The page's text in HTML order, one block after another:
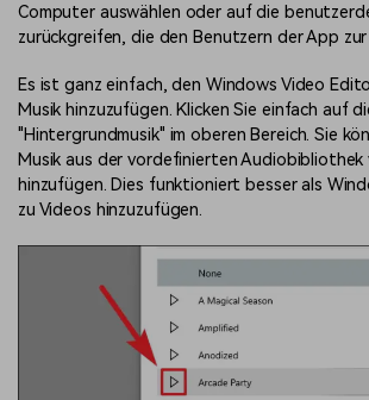
Computer auswählen oder auf die
zurückgreifen, die den Benutzern der App
Es ist ganz einfach, den Windows Video
Musik hinzuzufügen. Klicken Sie einfach auf
"Hintergrundmusik" im oberen Bereich. Sie
Musik aus der vordefinierten Audiobibliothek
hinzufügen. Dies funktioniert besser als
zu Videos hinzuzufügen.